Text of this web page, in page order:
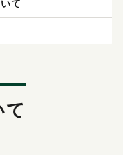
さい。
て
て